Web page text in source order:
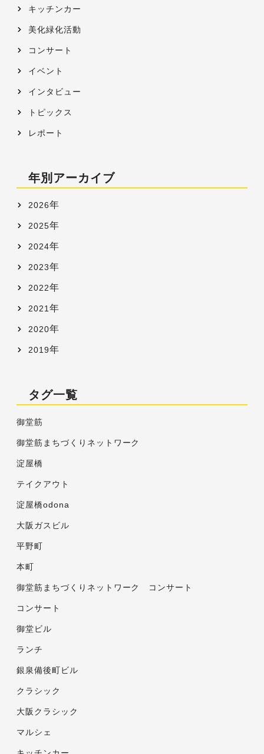
キッチンカー
美化緑化活動
コンサート
イベント
インタビュー
トピックス
レポート
年別アーカイブ
2026年
2025年
2024年
2023年
2022年
2021 年
2020年
2019年
タグ一覧
御堂筋
御堂筋まちづくりネットワーク
淀屋橋
テイクアウト
淀屋橋odona
大阪ガスビル
平野町
本町
御堂筋まちづくりネットワーク コンサート
コンサート
御堂ビル
ランチ
銀泉備後町ビル
クラシック
大阪クラシック
マルシェ